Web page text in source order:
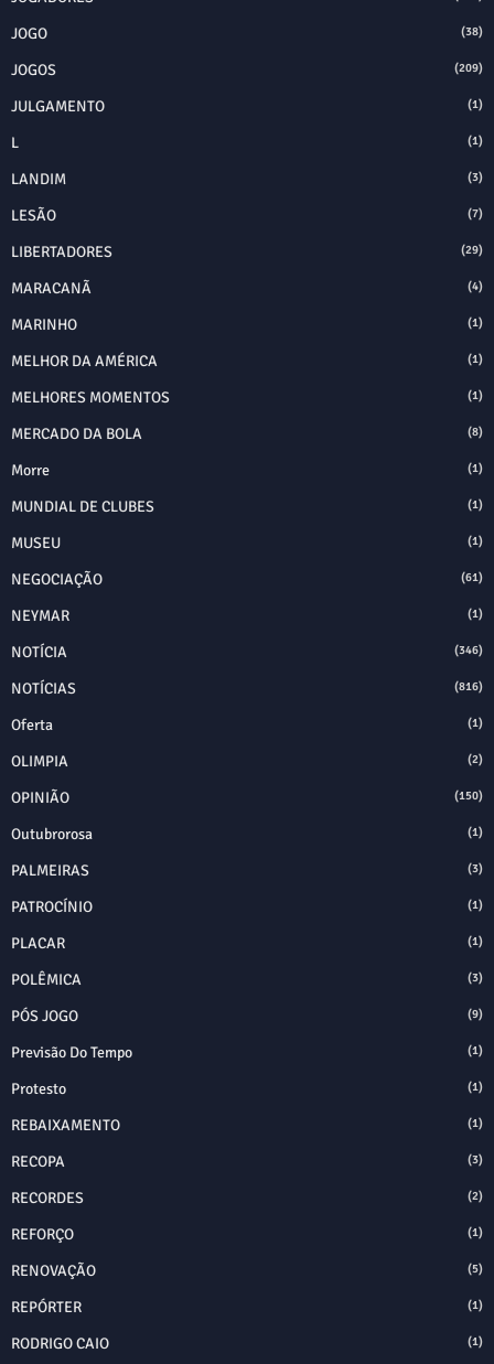
JOGO (38)
JOGOS (209)
JULGAMENTO (1)
L (1)
LANDIM (3)
LESÃO (7)
LIBERTADORES (29)
MARACANÃ (4)
MARINHO (1)
MELHOR DA AMÉRICA (1)
MELHORES MOMENTOS (1)
MERCADO DA BOLA (8)
Morre (1)
MUNDIAL DE CLUBES (1)
MUSEU (1)
NEGOCIAÇÃO (61)
NEYMAR (1)
NOTÍCIA (346)
NOTÍCIAS (816)
Oferta (1)
OLIMPIA (2)
OPINIÃO (150)
Outubrorosa (1)
PALMEIRAS (3)
PATROCÍNIO (1)
PLACAR (1)
POLÊMICA (3)
PÓS JOGO (9)
Previsão Do Tempo (1)
Protesto (1)
REBAIXAMENTO (1)
RECOPA (3)
RECORDES (2)
REFORÇO (1)
RENOVAÇÃO (5)
REPÓRTER (1)
RODRIGO CAIO (1)